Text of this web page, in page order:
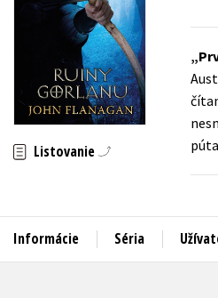
🏷️ Zlacnené knihy
⚔️ Zaklínač na CD
🔖Outlet knihy
Listovanie
Informácie Séria